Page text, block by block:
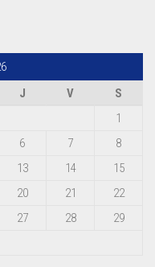
J V
S
1
6 7
8
13 14
15
20 21
22
27 28
29